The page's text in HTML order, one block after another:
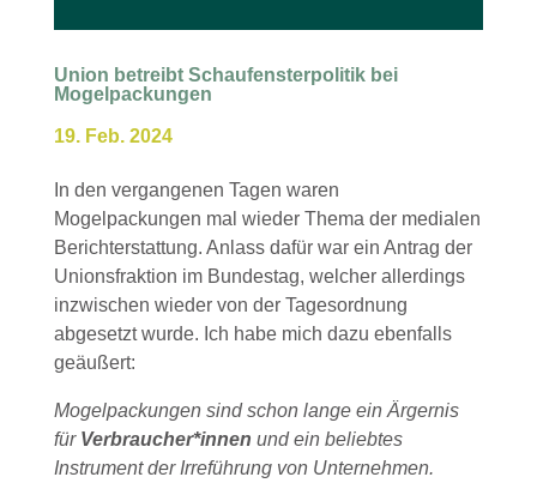
Union betreibt Schaufensterpolitik bei
Mogelpackungen
19. Feb. 2024
In den vergangenen Tagen waren
Mogelpackungen mal wieder Thema der medialen
Berichterstattung. Anlass dafür war ein Antrag der
Unionsfraktion im Bundestag, welcher allerdings
inzwischen wieder von der Tagesordnung
abgesetzt wurde. Ich habe mich dazu ebenfalls
geäußert:
Mogelpackungen sind schon lange ein Ärgernis
für Verbraucher*innen und ein beliebtes
Instrument der Irreführung von Unternehmen.